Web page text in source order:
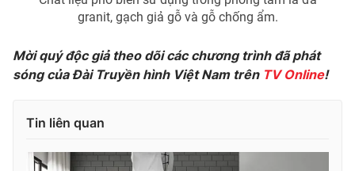
granit, gạch giả gỗ và gỗ chống ẩm.
Mời quý độc giả theo dõi các chương trình đã phát
sóng của Đài Truyền hình Việt Nam trên TV Online!
Tin liên quan